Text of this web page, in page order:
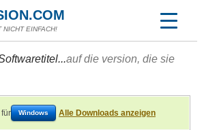
NICHT EINFACH!
auf die version, die sie
Windows Alle Downloads anzeigen